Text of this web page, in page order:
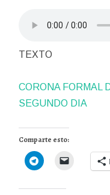
TEXTO
CORONA FORMAL
SEGUNDO DIA
Comparte esto: